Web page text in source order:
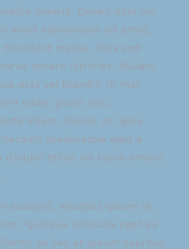
mauris. Donec odio mi,
amet elementum sit amet,
massa. Duis sed
ornare ultricies. Nullam
erat vel blandit. In nisl
vitae ipsum nec,
libero. Donec ut ligula
scelerisque eget a
dictum tellus vel lacus ornare
suscipit, volutpat ipsum id,
Quisque vehicula eget ex
ac leo at ipsum dapibus